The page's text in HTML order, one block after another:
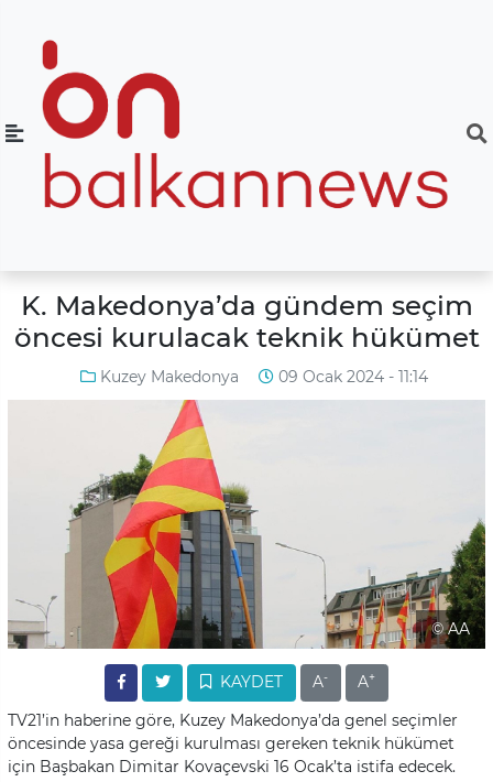
K. Makedonya’da gündem seçim
öncesi kurulacak teknik hükümet
Kuzey Makedonya 09 Ocak 2024 - 11:14
© AA
KAYDET A- A+
TV21’in haberine göre, Kuzey Makedonya’da genel seçimler
öncesinde yasa gereği kurulması gereken teknik hükümet
için Başbakan Dimitar Kovaçevski 16 Ocak’ta istifa edecek.